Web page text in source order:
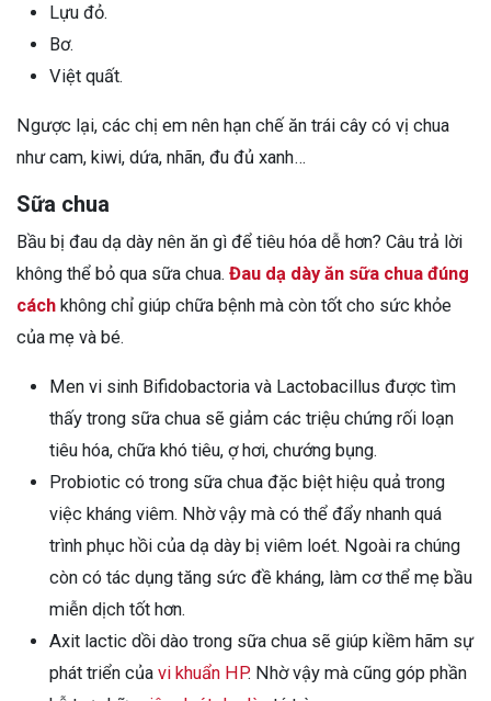
Lựu đỏ.
Bơ.
Việt quất.
Ngược lại, các chị em nên hạn chế ăn trái cây có vị chua
như cam, kiwi, dứa, nhãn, đu đủ xanh…
Sữa chua
Bầu bị đau dạ dày nên ăn gì để tiêu hóa dễ hơn? Câu trả lời
không thể bỏ qua sữa chua. Đau dạ dày ăn sữa chua đúng
cách không chỉ giúp chữa bệnh mà còn tốt cho sức khỏe
của mẹ và bé.
Men vi sinh Bifidobactoria và Lactobacillus được tìm
thấy trong sữa chua sẽ giảm các triệu chứng rối loạn
tiêu hóa, chữa khó tiêu, ợ hơi, chướng bụng.
Probiotic có trong sữa chua đặc biệt hiệu quả trong
việc kháng viêm. Nhờ vậy mà có thể đẩy nhanh quá
trình phục hồi của dạ dày bị viêm loét. Ngoài ra chúng
còn có tác dụng tăng sức đề kháng, làm cơ thể mẹ bầu
miễn dịch tốt hơn.
Axit lactic dồi dào trong sữa chua sẽ giúp kiềm hãm sự
phát triển của vi khuẩn HP. Nhờ vậy mà cũng góp phần